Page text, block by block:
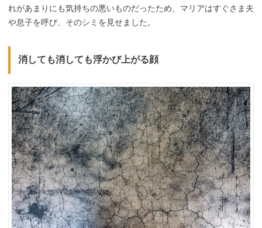
れがあまりにも気持ちの悪いものだったため、マリアはすぐさま夫
や息子を呼び、そのシミを見せました。
消しても消しても浮かび上がる顔